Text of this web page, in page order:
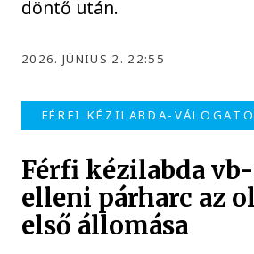
döntő után.
2026. JÚNIUS 2. 22:55
FÉRFI KÉZILABDA-
Férfi kézilabda
elleni párharc az
első állomása